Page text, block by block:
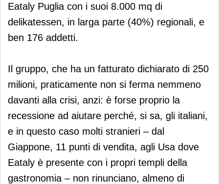
Eataly Puglia con i suoi 8.000 mq di
delikatessen, in larga parte (40%) regionali, e
ben 176 addetti.
Il gruppo, che ha un fatturato dichiarato di 250
milioni, praticamente non si ferma nemmeno
davanti alla crisi, anzi: è forse proprio la
recessione ad aiutare perché, si sa, gli italiani,
e in questo caso molti stranieri – dal
Giappone, 11 punti di vendita, agli Usa dove
Eataly è presente con i propri templi della
gastronomia – non rinunciano, almeno di